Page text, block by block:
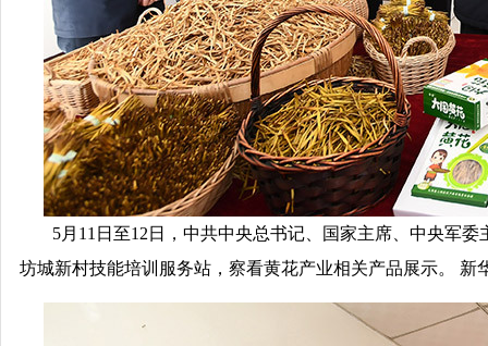
5月11日至12日，中共中央总书记、国家主席、中央军
坊城新村技能培训服务站，察看黄花产业相关产品展示。 新